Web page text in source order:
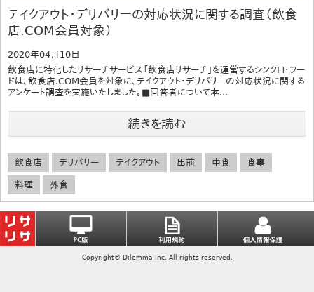
テイクアウト・デリバリーの対応状況に関する調査（飲食
店.COM会員対象）
2020年04月10日
飲食店に特化したリサーチサービス「飲食店リサーチ」を運営するシンクロ・フー
ドは、飲食店.COM会員を対象に、テイクアウト・デリバリーの対応状況に関する
アンケート調査を実施いたしました。■回答者について本...
続きを読む
飲食店 デリバリー テイクアウト 出前 中食 食事
料理 外食
Copyright© Dilemma Inc. All rights reserved.